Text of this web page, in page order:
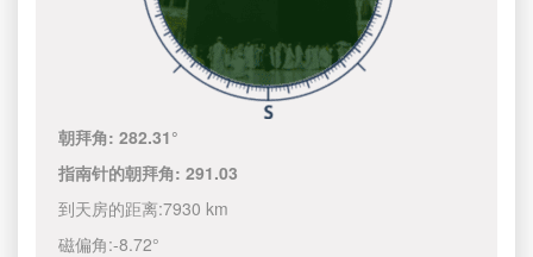
朝拜角:282.31°
指南针的朝拜角:291.03
到天房的距离:7930 km
磁偏角:-8.72°